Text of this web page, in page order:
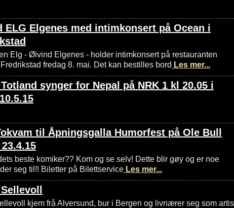
Elgenes med intimkonsert på Ocean i
Elg - Øivind Elgenes - holder intimkonsert på restauranten
fredag 8. mai. Det kan bestilles bord Les mer...
synger for Nepal på NRK 1 kl 20.05 i
til Åpningsgalla Humorfest på Ole Bull
beste komiker?? Kom og se selv! Dette blir gøy og er noe
seg til!! Biletter på Bilettservice Les mer...
kjem frå Alversund, bur i Bergen og livnærer seg som